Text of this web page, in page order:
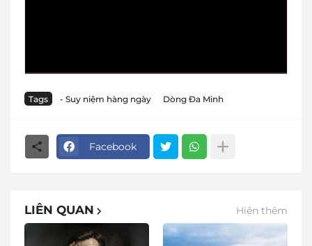
Tags - Suy niệm hàng ngày Dòng Đa Minh
Facebook
LIÊN QUAN Hiện thêm